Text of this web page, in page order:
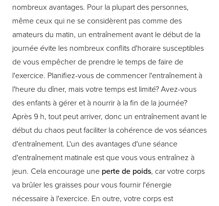
nombreux avantages. Pour la plupart des personnes,
même ceux qui ne se considèrent pas comme des
amateurs du matin, un entraînement avant le début de la
journée évite les nombreux conflits d'horaire susceptibles
de vous empêcher de prendre le temps de faire de
l'exercice. Planifiez-vous de commencer l'entraînement à
l'heure du dîner, mais votre temps est limité? Avez-vous
des enfants à gérer et à nourrir à la fin de la journée?
Après 9 h, tout peut arriver, donc un entraînement avant le
début du chaos peut faciliter la cohérence de vos séances
d'entraînement. L'un des avantages d'une séance
d'entraînement matinale est que vous vous entraînez à
jeun. Cela encourage une perte de poids, car votre corps
va brûler les graisses pour vous fournir l'énergie
nécessaire à l'exercice. En outre, votre corps est